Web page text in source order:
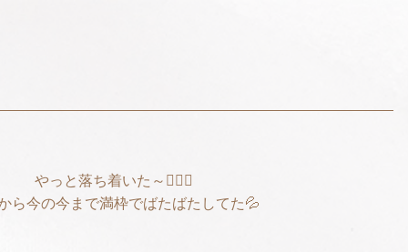
やっと落ち着いた～😵‍💫💧
ら今の今まで満枠でばたばたしてた💦